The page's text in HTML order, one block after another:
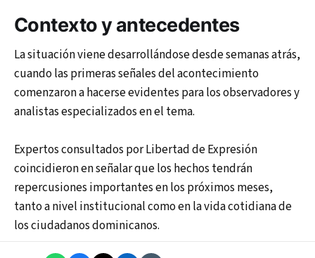
Contexto y antecedentes
La situación viene desarrollándose desde semanas atrás,
cuando las primeras señales del acontecimiento
comenzaron a hacerse evidentes para los observadores y
analistas especializados en el tema.
Expertos consultados por Libertad de Expresión
coincidieron en señalar que los hechos tendrán
repercusiones importantes en los próximos meses,
tanto a nivel institucional como en la vida cotidiana de
los ciudadanos dominicanos.